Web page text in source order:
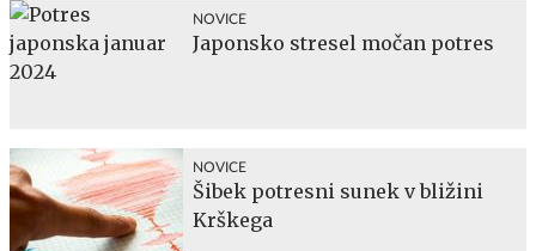
NOVICE
Japonsko stresel močan potres
NOVICE
Šibek potresni sunek v bližini
Krškega